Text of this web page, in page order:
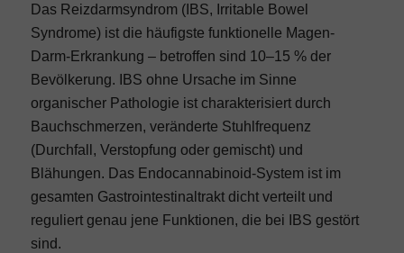
Das Reizdarmsyndrom (IBS, Irritable Bowel
Syndrome) ist die häufigste funktionelle Magen-
Darm-Erkrankung – betroffen sind 10–15 % der
Bevölkerung. IBS ohne Ursache im Sinne
organischer Pathologie ist charakterisiert durch
Bauchschmerzen, veränderte Stuhlfrequenz
(Durchfall, Verstopfung oder gemischt) und
Blähungen. Das Endocannabinoid-System ist im
gesamten Gastrointestinaltrakt dicht verteilt und
reguliert genau jene Funktionen, die bei IBS gestört
sind.